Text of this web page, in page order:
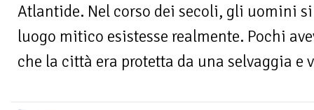
Atlantide. Nel corso dei secoli, gli uomini
luogo mitico esistesse realmente. Pochi
che la città era protetta da una selvaggia e